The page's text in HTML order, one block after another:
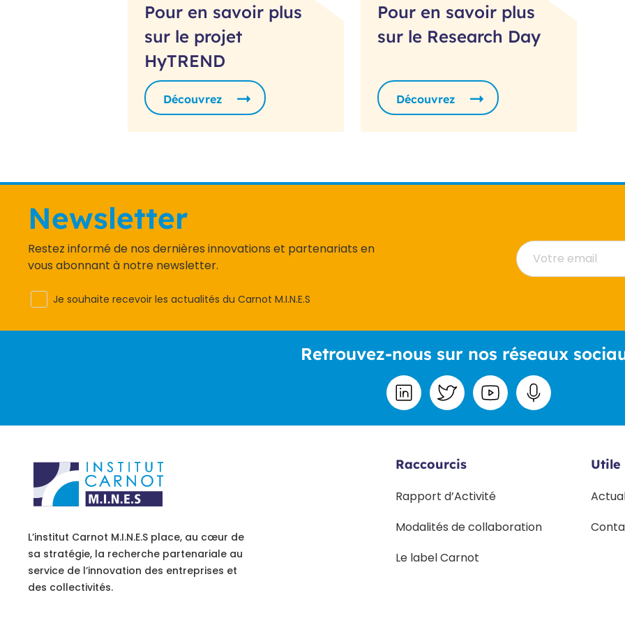
Pour en savoir plus
sur le projet
HyTREND
Découvrez
Pour en savoir plus
sur le Research Day
Découvrez
Newsletter
Restez informé de nos dernières innovations et partenariats en
vous abonnant à notre newsletter.
Je souhaite recevoir les actualités du Carnot M.I.N.E.S
Retrouvez-nous sur nos réseaux
L’institut Carnot M.I.N.E.S place, au cœur de
sa stratégie, la recherche partenariale au
service de l’innovation des entreprises et
des collectivités.
Raccourcis
Rapport d’Activité
Modalités de collaboration
Le label Carnot
Utile